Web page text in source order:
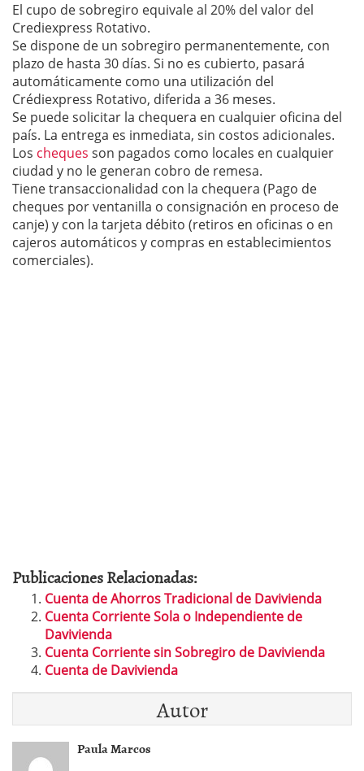
El cupo de sobregiro equivale al 20% del valor del
Crediexpress Rotativo.
Se dispone de un sobregiro permanentemente, con
plazo de hasta 30 días. Si no es cubierto, pasará
automáticamente como una utilización del
Crédiexpress Rotativo, diferida a 36 meses.
Se puede solicitar la chequera en cualquier oficina del
país. La entrega es inmediata, sin costos adicionales.
Los cheques son pagados como locales en cualquier
ciudad y no le generan cobro de remesa.
Tiene transaccionalidad con la chequera (Pago de
cheques por ventanilla o consignación en proceso de
canje) y con la tarjeta débito (retiros en oficinas o en
cajeros automáticos y compras en establecimientos
comerciales).
Publicaciones Relacionadas:
Cuenta de Ahorros Tradicional de Davivienda
Cuenta Corriente Sola o Independiente de
Davivienda
Cuenta Corriente sin Sobregiro de Davivienda
Cuenta de Davivienda
Autor
Paula Marcos